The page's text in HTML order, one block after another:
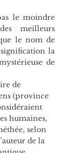
le moindre
meilleurs
le nom de
la
de
de
(province
humaines,
selon
de la